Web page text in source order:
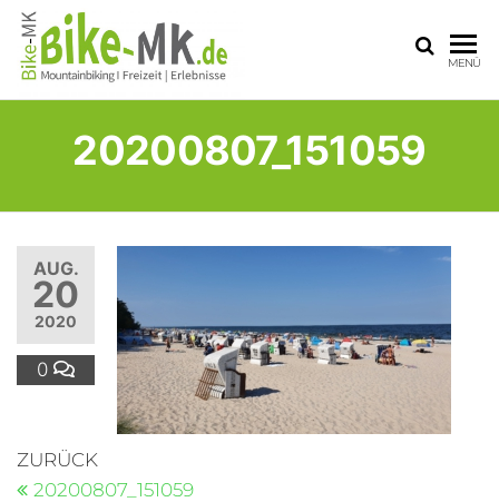
MK
Sauerland
MENÜ
20200807_151059
AUG.
20
2020
0
ZURÜCK
20200807_151059